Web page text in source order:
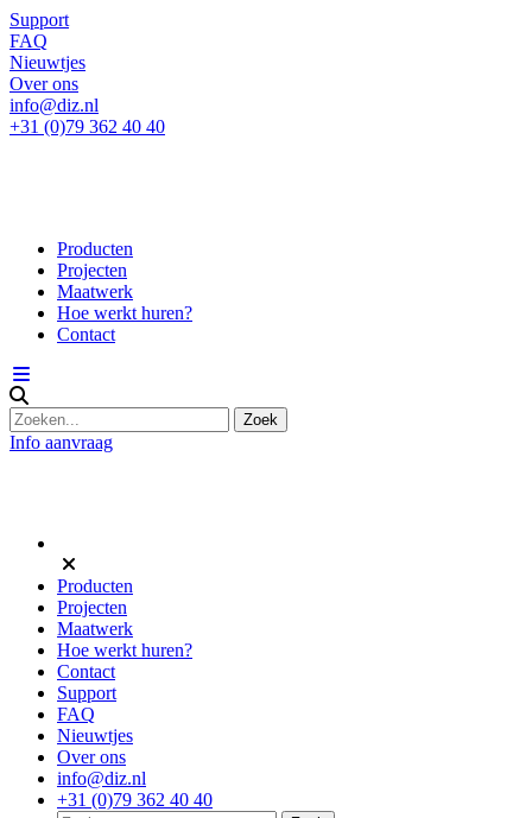
Support
FAQ
Nieuwtjes
Over ons
info@diz.nl
+31 (0)79 362 40 40
Producten
Projecten
Maatwerk
Hoe werkt huren?
Contact
Info aanvraag
Producten
Projecten
Maatwerk
Hoe werkt huren?
Contact
Support
FAQ
Nieuwtjes
Over ons
info@diz.nl
+31 (0)79 362 40 40